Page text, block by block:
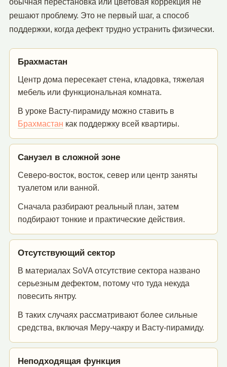
обычная перестановка или цветовая коррекция не
решают проблему. Это не первый шаг, а способ
поддержки, когда дефект трудно устранить физически.
Брахмастан
Центр дома пересекает стена, кладовка, тяжелая
мебель или функциональная комната.
В уроке Васту-пирамиду можно ставить в
Брахмастан как поддержку всей квартиры.
Санузел в сложной зоне
Северо-восток, восток, север или центр заняты
туалетом или ванной.
Сначала разбирают реальный план, затем
подбирают тонкие и практические действия.
Отсутствующий сектор
В материалах SoVA отсутствие сектора названо
серьезным дефектом, потому что туда некуда
повесить янтру.
В таких случаях рассматривают более сильные
средства, включая Меру-чакру и Васту-пирамиду.
Неподходящая функция